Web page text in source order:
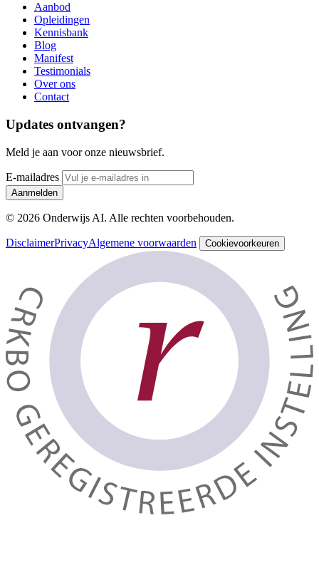
Aanbod
Opleidingen
Kennisbank
Blog
Manifest
Testimonials
Over ons
Contact
Updates ontvangen?
Meld je aan voor onze nieuwsbrief.
E-mailadres
Aanmelden
© 2026 Onderwijs AI. Alle rechten voorbehouden.
DisclaimerPrivacyAlgemene voorwaarden Cookievoorkeuren